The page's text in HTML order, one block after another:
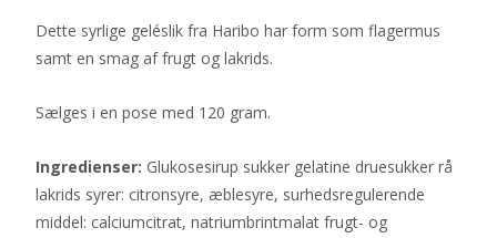
Dette syrlige geléslik fra Haribo har form som flagermus
samt en smag af frugt og lakrids.
Sælges i en pose med 120 gram.
Ingredienser: Glukosesirup sukker gelatine druesukker rå
lakrids syrer: citronsyre, æblesyre, surhedsregulerende
middel: calciumcitrat, natriumbrintmalat frugt- og